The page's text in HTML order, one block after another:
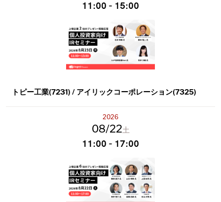
11:00 - 15:00
トピー工業(7231) / アイリックコーポレーション(7325)
2026
08 22土
11:00 - 17:00